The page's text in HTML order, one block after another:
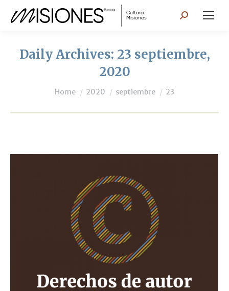
Search:
Daily Archives: 23 septiembre,
2020
You are here:
Home 2020 septiembre 23